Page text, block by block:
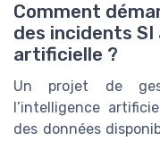
Comment
des incidents SI
artificielle ?
Un projet de
l’intelligence
des données